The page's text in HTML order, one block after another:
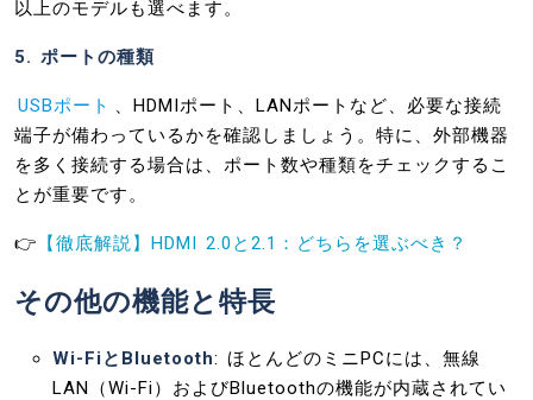
以上のモデルも選べます。
5. ポートの種類
USBポート 、HDMIポート、LANポートなど、必要な接続
端子が備わっているかを確認しましょう。特に、外部機器
を多く接続する場合は、ポート数や種類をチェックするこ
とが重要です。
👉 【徹底解説】HDMI 2.0と2.1：どちらを選ぶべき？
その他の機能と特長
Wi-FiとBluetooth: ほとんどのミニPCには、無線
LAN（Wi-Fi）およびBluetoothの機能が内蔵されてい